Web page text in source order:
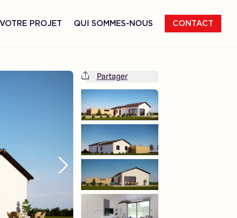
VOTRE PROJET QUI SOMMES-NOUS CONTACT
Cette maison est totalement adaptable
à vos envies et besoins
Partager